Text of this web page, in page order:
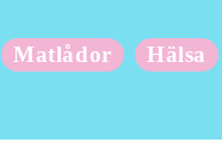
Matlådor Hälsa